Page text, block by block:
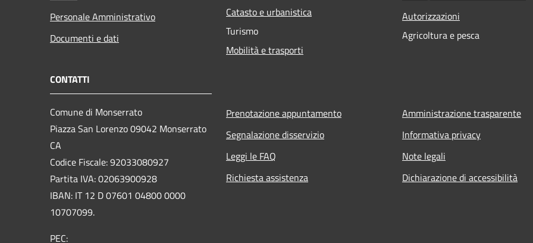
Personale Amministrativo
Documenti e dati
Catasto e urbanistica
Turismo
Mobilità e trasporti
Autorizzazioni
Agricoltura e pesca
CONTATTI
Comune di Monserrato
Piazza San Lorenzo 09042 Monserrato
CA
Codice Fiscale: 92033080927
Partita IVA: 02063900928
IBAN: IT 12 D 07601 04800 0000
10707099.
PEC:
Prenotazione appuntamento
Segnalazione disservizio
Leggi le FAQ
Richiesta assistenza
Amministrazione trasparente
Informativa privacy
Note legali
Dichiarazione di accessibilità